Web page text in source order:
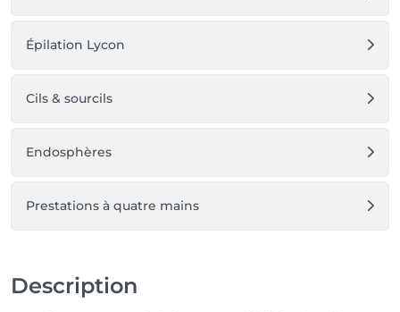
Épilation Lycon
Cils & sourcils
Endosphères
Prestations à quatre mains
Description